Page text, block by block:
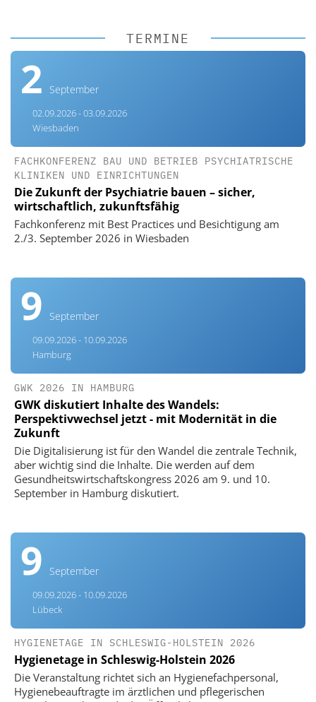
TERMINE
2 September
02.09.2026 - 03.09.2026
Wiesbaden
FACHKONFERENZ BAU UND BETRIEB PSYCHIATRISCHE
KLINIKEN UND EINRICHTUNGEN
Die Zukunft der Psychiatrie bauen – sicher,
wirtschaftlich, zukunftsfähig
Fachkonferenz mit Best Practices und Besichtigung am
2./3. September 2026 in Wiesbaden
9 September
09.09.2026 - 10.09.2026
Hamburg
GWK 2026 IN HAMBURG
GWK diskutiert Inhalte des Wandels:
Perspektivwechsel jetzt - mit Modernität in die
Zukunft
Die Digitalisierung ist für den Wandel die zentrale Technik,
aber wichtig sind die Inhalte. Die werden auf dem
Gesundheitswirtschaftskongress 2026 am 9. und 10.
September in Hamburg diskutiert.
9 September
09.09.2026 - 10.09.2026
Lübeck
HYGIENETAGE IN SCHLESWIG-HOLSTEIN 2026
Hygienetage in Schleswig-Holstein 2026
Die Veranstaltung richtet sich an Hygienefachpersonal,
Hygienebeauftragte im ärztlichen und pflegerischen